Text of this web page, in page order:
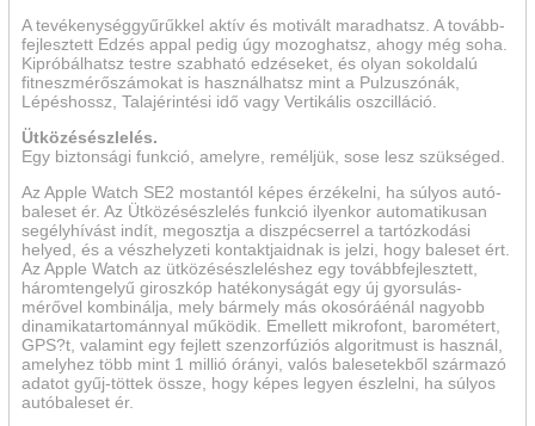
A tevékenység­gyűrűkkel aktív és motivált maradhatsz. A tovább­
fejlesztett Edzés appal pedig úgy mozoghatsz, ahogy még soha.
Kipróbálhatsz testre szabható edzéseket, és olyan sokoldalú
fitnesz­mérőszámokat is használhatsz mint a Pulzuszónák,
Lépéshossz, Talajérintési idő vagy Vertikális oszcilláció.
Ütközésészlelés.
Egy biztonsági funkció, amelyre, reméljük, sose lesz szükséged.
Az Apple Watch SE2 mostantól képes érzékelni, ha súlyos autó­
baleset ér. Az Ütközés­észlelés funkció ilyenkor automatikusan
segély­hívást indít, megosztja a diszpécserrel a tartóz­kodási
helyed, és a vészhely­zeti kontaktjaidnak is jelzi, hogy baleset ért.
Az Apple Watch az ütközés­észleléshez egy tovább­fejlesztett,
három­tengelyű giroszkóp hatékonyságát egy új gyorsulás­
mérővel kombinálja, mely bármely más okos­óráénál nagyobb
dinamika­tartománnyal működik. Emellett mikrofont, barométert,
GPS?t, valamint egy fejlett szenzor­fúziós algo­ritmust is használ,
amelyhez több mint 1 millió órányi, valós balesetekből származó
adatot gyűj-töttek össze, hogy képes legyen észlelni, ha súlyos
autóbaleset ér.